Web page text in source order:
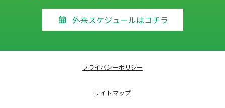
外来スケジュールはコチラ
プライバシーポリシー
サイトマップ